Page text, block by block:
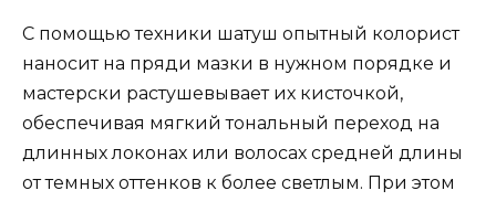
С помощью техники шатуш опытный колорист
наносит на пряди мазки в нужном порядке и
мастерски растушевывает их кисточкой,
обеспечивая мягкий тональный переход на
длинных локонах или волосах средней длины
от темных оттенков к более светлым. При этом